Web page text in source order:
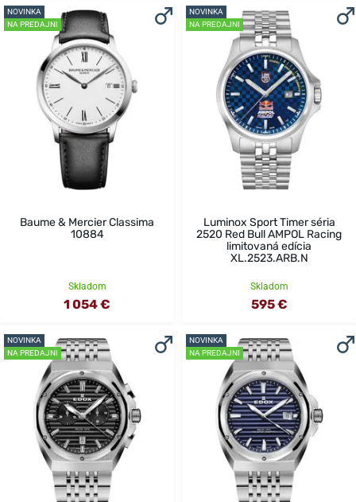
NOVINKA
NA PREDAJNI
Baume & Mercier Classima
10884
Skladom
1 054 €
NOVINKA
NA PREDAJNI
Luminox Sport Timer séria
2520 Red Bull AMPOL Racing
limitovaná edícia
XL.2523.ARB.N
Skladom
595 €
NOVINKA
NA PREDAJNI
NOVINKA
NA PREDAJNI